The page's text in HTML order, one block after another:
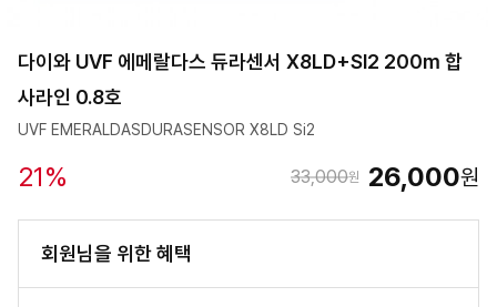
다이와 UVF 에메랄다스 듀라센서 X8LD+SI2 200m 합
사라인 0.8호
UVF EMERALDASDURASENSOR X8LD Si2
21% 33,000원 26,000원
회원님을 위한 혜택